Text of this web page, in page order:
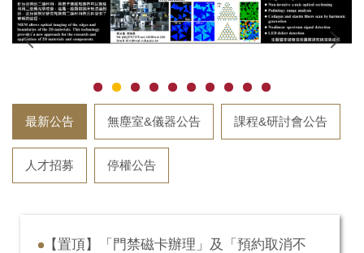
最新公告 無塵室&儀器公告 課程&研討會公告
人才招募 停權公告
【置頂】「門禁磁卡辦理」及「預約取消不